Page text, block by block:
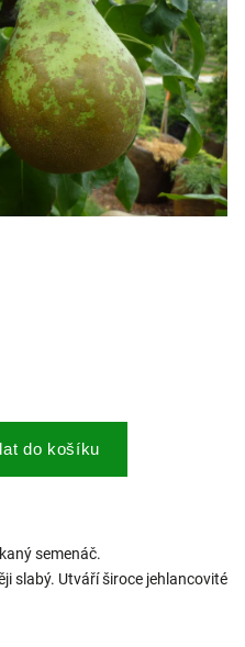
do košíku
semenáč.
slabý. Utváří široce jehlancovité